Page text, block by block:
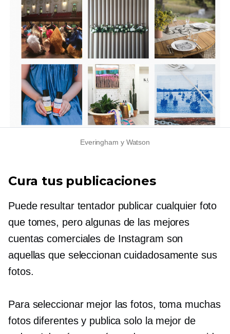
Everingham y Watson
Cura tus publicaciones
Puede resultar tentador publicar cualquier foto
que tomes, pero algunas de las mejores
cuentas comerciales de Instagram son
aquellas que seleccionan cuidadosamente sus
fotos.
Para seleccionar mejor las fotos, toma muchas
fotos diferentes y publica solo la mejor de